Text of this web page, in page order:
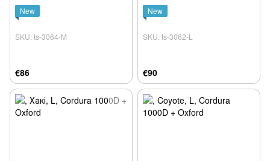
New
SKU: ts-3064-M
€86
New
SKU: ts-3062-L
€90